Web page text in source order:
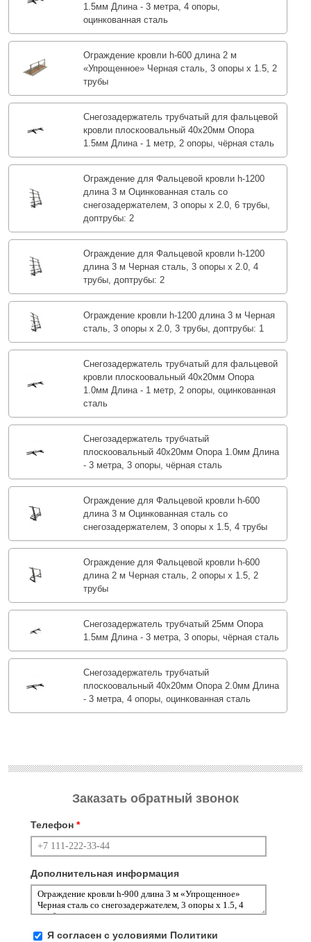
1.5мм Длина - 3 метра, 4 опоры,
оцинкованная сталь
Ограждение кровли h-600 длина 2 м
«Упрощенное» Черная сталь, 3 опоры х 1.5, 2
трубы
Снегозадержатель трубчатый для фальцевой
кровли плоскоовальный 40х20мм Опора
1.5мм Длина - 1 метр, 2 опоры, чёрная сталь
Ограждение для Фальцевой кровли h-1200
длина 3 м Оцинкованная сталь со
снегозадержателем, 3 опоры х 2.0, 6 трубы,
доптрубы: 2
Ограждение для Фальцевой кровли h-1200
длина 3 м Черная сталь, 3 опоры х 2.0, 4
трубы, доптрубы: 2
Ограждение кровли h-1200 длина 3 м Черная
сталь, 3 опоры х 2.0, 3 трубы, доптрубы: 1
Снегозадержатель трубчатый для фальцевой
кровли плоскоовальный 40х20мм Опора
1.0мм Длина - 1 метр, 2 опоры, оцинкованная
сталь
Снегозадержатель трубчатый
плоскоовальный 40х20мм Опора 1.0мм Длина
- 3 метра, 3 опоры, чёрная сталь
Ограждение для Фальцевой кровли h-600
длина 3 м Оцинкованная сталь со
снегозадержателем, 3 опоры х 1.5, 4 трубы
Ограждение для Фальцевой кровли h-600
длина 2 м Черная сталь, 2 опоры х 1.5, 2
трубы
Снегозадержатель трубчатый 25мм Опора
1.5мм Длина - 3 метра, 3 опоры, чёрная сталь
Снегозадержатель трубчатый
плоскоовальный 40х20мм Опора 2.0мм Длина
- 3 метра, 4 опоры, оцинкованная сталь
Заказать обратный звонок
Телефон *
Дополнительная информация
Я согласен с условиями Политики